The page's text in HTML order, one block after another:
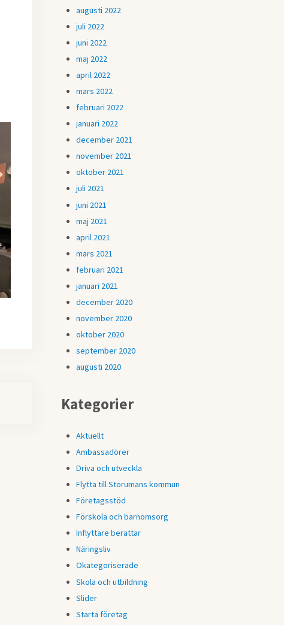
augusti 2022
juli 2022
juni 2022
maj 2022
april 2022
mars 2022
februari 2022
januari 2022
december 2021
november 2021
oktober 2021
juli 2021
juni 2021
maj 2021
april 2021
mars 2021
februari 2021
januari 2021
december 2020
november 2020
oktober 2020
september 2020
augusti 2020
Kategorier
Aktuellt
Ambassadörer
Driva och utveckla
Flytta till Storumans kommun
Företagsstöd
Förskola och barnomsorg
Inflyttare berättar
Näringsliv
Okategoriserade
Skola och utbildning
Slider
Starta företag